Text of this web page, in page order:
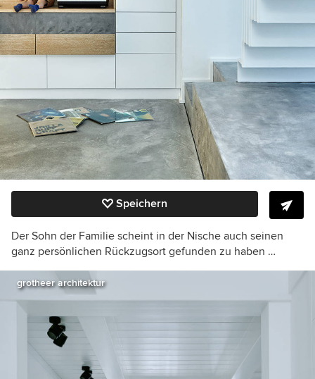
Speichern
Der Sohn der Familie scheint in der Nische auch seinen
ganz persönlichen Rückzugsort gefunden zu haben …
grotheer architektur